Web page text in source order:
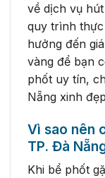
về dịch vụ
quy trình
hưởng đến
vàng để bạn
phốt uy tín,
Nẵng xinh
Vì sao nên
TP. Đà
Khi bể phốt